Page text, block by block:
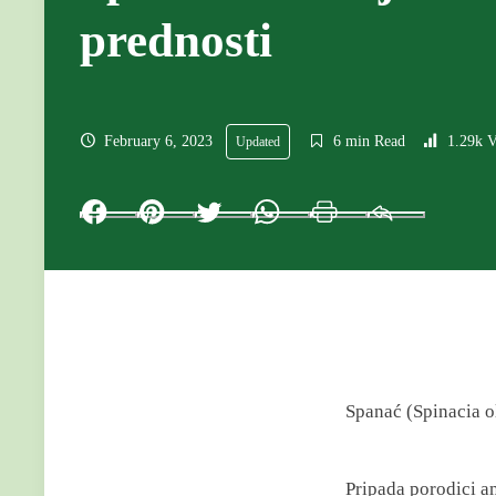
prednosti
February 6, 2023 Updated 6 min Read 1.29k
Facebook PinterestTwitter
Spanać (Spinacia
Pripada porodici